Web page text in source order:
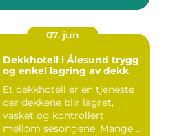
07. jun
Dekkhotell i Ålesund trygg
og enkel lagring av dekk
Et dekkhotell er en tjeneste
der dekkene blir lagret,
vasket og kontrollert
mellom sesongene. Mange ...